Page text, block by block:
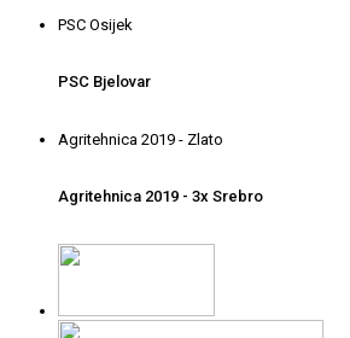
PSC Osijek
PSC Bjelovar
Agritehnica 2019 - Zlato
Agritehnica 2019 - 3x Srebro